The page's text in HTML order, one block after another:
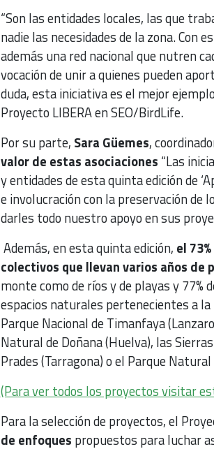
“Son las entidades locales, las que
nadie las necesidades de la zona. Con
además una red nacional que nutren
vocación de unir a quienes pueden
duda, esta iniciativa es el mejor
Proyecto LIBERA en SEO/BirdLife.
Por su parte, Sara Güemes,
valor de estas asociaciones “Las
y entidades de esta quinta edición de
e involucración con la preservación de
darles todo nuestro apoyo en sus
Además, en esta quinta edición, el
colectivos que llevan varios años de
monte como de ríos y de playas y
espacios naturales pertenecientes a
Parque Nacional de Timanfaya
Natural de Doñana (Huelva), las
Prades (Tarragona) o el Parque
(Para ver todos los proyectos visitar
Para la selección de proyectos, el
de enfoques propuestos para luchar